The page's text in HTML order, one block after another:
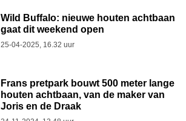
Wild Buffalo: nieuwe houten achtbaan
gaat dit weekend open
25-04-2025, 16.32 uur
Frans pretpark bouwt 500 meter lange
houten achtbaan, van de maker van
Joris en de Draak